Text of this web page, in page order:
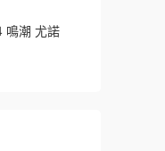
鳴潮 尤諾